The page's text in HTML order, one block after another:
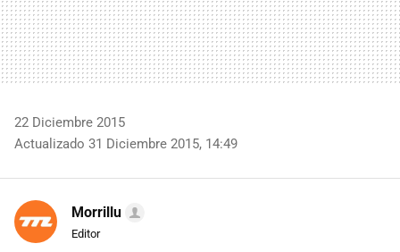
22 Diciembre 2015
Actualizado 31 Diciembre 2015, 14:49
Morrillu
Editor